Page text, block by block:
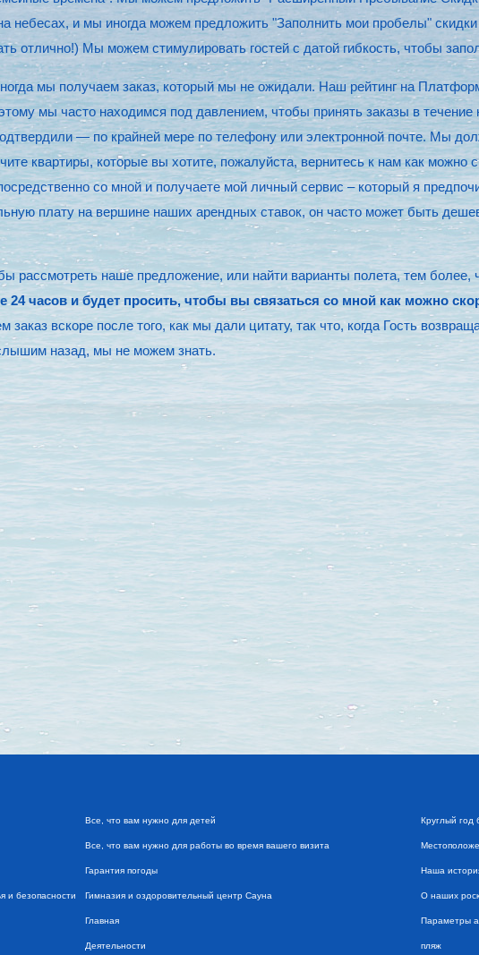
небесах, и мы иногда можем предложить "Заполнить мои пробелы"
отлично!) Мы можем стимулировать гостей с датой гибкость, чтобы
мы получаем заказ, который мы не ожидали. Наш рейтинг на
мы часто находимся под давлением, чтобы принять заказы в течение
— по крайней мере по телефону или электронной почте. Мы
квартиры, которые вы хотите, пожалуйста, вернитесь к нам как можно
со мной и получаете мой личный сервис – который я
плату на вершине наших арендных ставок, он часто может быть
рассмотреть наше предложение, или найти варианты полета, тем более,
24 часов и будет просить, чтобы вы связаться со мной как можно
вскоре после того, как мы дали цитату, так что, когда Гость
назад, мы не можем знать.
и безопасности
Все, что вам нужно для детей
Все, что вам нужно для работы во время вашего визита
Гарантия погоды
Гимназия и оздоровительный центр Сауна
Главная
Деятельности
Круглый год
Наша
О наших
Параметры
пляж